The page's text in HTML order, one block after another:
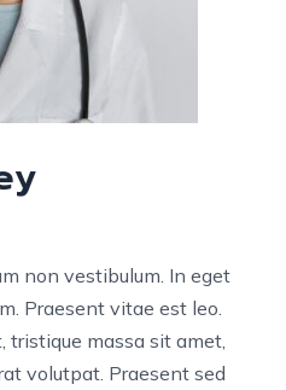
non vestibulum. In eget
Praesent vitae est leo.
tristique massa sit amet,
volutpat. Praesent sed